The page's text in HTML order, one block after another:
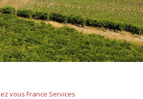
vous France Services